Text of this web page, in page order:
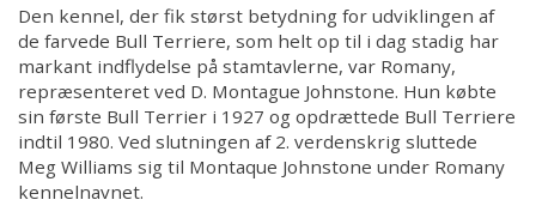
Den kennel, der fik størst betydning for udviklingen af
de farvede Bull Terriere, som helt op til i dag stadig har
markant indflydelse på stamtavlerne, var Romany,
repræsenteret ved D. Montague Johnstone. Hun købte
sin første Bull Terrier i 1927 og opdrættede Bull Terriere
indtil 1980. Ved slutningen af 2. verdenskrig sluttede
Meg Williams sig til Montaque Johnstone under Romany
kennelnavnet.